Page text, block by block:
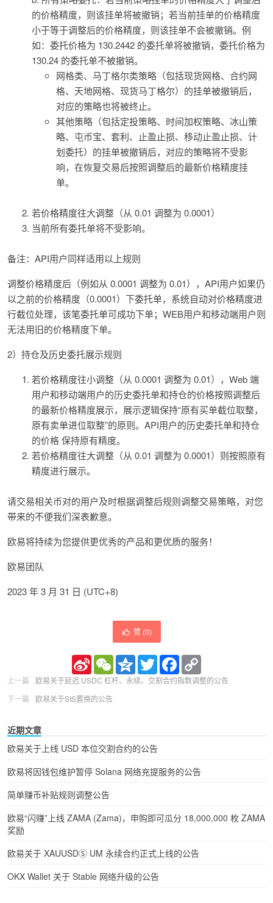
的价格精度，则该挂单将被撤销；若当前挂单的价格精度
小于等于调整后的价格精度，则该挂单不会被撤销。例
如：委托价格为 130.2442 的委托单将被撤销，委托价格为
130.24 的委托单不被撤销。
网格类、马丁格尔类策略（包括现货网格、合约网
格、天地网格、现货马丁格尔）的挂单被撤销后，
对应的策略也将被终止。
其他策略（包括定投策略、时间加权策略、冰山策
略、屯币宝、套利、止盈止损、移动止盈止损、计
划委托）的挂单被撤销后，对应的策略将不受影
响，在恢复交易后按照调整后的最新价格精度挂
单。
若价格精度往大调整（从 0.01 调整为 0.0001）
当前所有委托单将不受影响。
备注：API用户同样适用以上规则
调整价格精度后（例如从 0.0001 调整为 0.01），API用户如果仍
以之前的价格精度（0.0001）下委托单，系统自动对价格精度进
行截位处理，该笔委托单可成功下单；WEB用户和移动端用户则
无法用旧的价格精度下单。
2）持仓及历史委托展示规则
若价格精度往小调整（从 0.0001 调整为 0.01），Web 端
用户和移动端用户的历史委托单和持仓的价格按照调整后
的最新价格精度展示，展示逻辑保持“原有买单截位取整，
原有卖单进位取整”的原则。API用户的历史委托单和持仓
的价格 保持原有精度。
若价格精度往大调整（从 0.01 调整为 0.0001）则按照原有
精度进行展示。
请交易相关币对的用户及时根据调整后规则调整交易策略，对您
带来的不便我们深表歉意。
欧易将持续为您提供更优秀的产品和更优质的服务！
欧易团队
2023 年 3 月 31 日 (UTC+8)
赞 (0)
Sina
Weibo
WeChatQzoneTwitterFacebook
上一篇
欧易关于延迟 USDC 杠杆、永续、交割合约指数调整的公告
下一篇
欧易关于SIS置换的公告
近期文章
欧易关于上线 USD 本位交割合约的公告
欧易将因钱包维护暂停 Solana 网络充提服务的公告
简单赚币补贴规则调整公告
欧易“闪赚”上线 ZAMA (Zama)，申购即可瓜分 18,000,000 枚 ZAMA
奖励
欧易关于 XAUUSDⓈ UM 永续合约正式上线的公告
OKX Wallet 关于 Stable 网络升级的公告